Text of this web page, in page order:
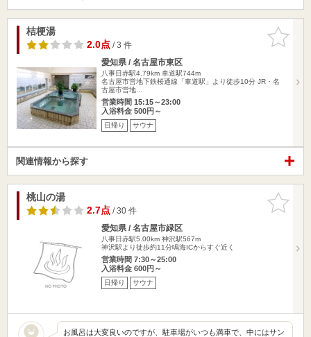
お気に入
りに追加
桔梗湯
2.0点/ 3 件
愛知県 / 名古屋市東区
八事日赤駅4.79km 車道駅744m
名古屋市営地下鉄桜通線「車道駅」より徒歩10分 JR・名
古屋市営地…
営業時間 15:15～23:00
入浴料金 500円～
日帰り サウナ
関連情報から探す
お気に入
りに追加
桃山の湯
2.7点/ 30 件
愛知県 / 名古屋市緑区
八事日赤駅5.00km 神沢駅567m
神沢駅より徒歩約11分鳴海ICからすぐ近く
営業時間 7:30～25:00
入浴料金 600円～
日帰り サウナ
お風呂は大変良いのですが、駐車場がいつも満車で、中にはサン